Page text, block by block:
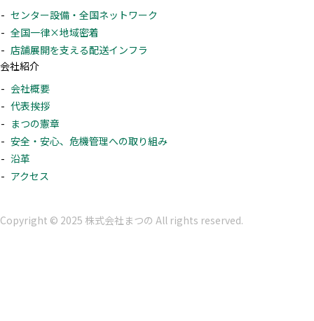
センター設備・全国ネットワーク
全国一律×地域密着
店舗展開を支える配送インフラ
会社紹介
会社概要
代表挨拶
まつの憲章
安全・安心、危機管理への取り組み
沿革
アクセス
Copyright © 2025 株式会社まつの All rights reserved.